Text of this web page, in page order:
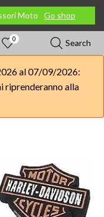
Moto Go shop
0 Search
al 07/09/2026:
riprenderanno alla